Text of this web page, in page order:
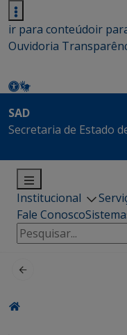
ir para conteúdoir
Ouvidoria
SAD
Secretaria de Estado
Institucional
Fale Conosco
Pesquisar
por: